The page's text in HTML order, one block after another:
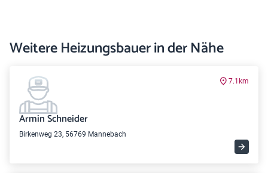
Weitere Heizungsbauer in der Nähe
7.1km
Armin Schneider
Birkenweg 23, 56769 Mannebach